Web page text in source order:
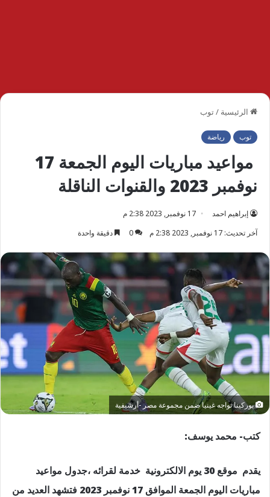
الرئيسية /توب
توب رياضة
مواعيد مباريات اليوم الجمعة 17
نوفمبر 2023 والقنوات الناقلة
إبراهيم احمد
17 نوفمبر, 2023 2:38 م
آخر تحديث: 17 نوفمبر, 2023 2:38 م
0 دقيقة واحدة
بوركينا تواجه غينيا ضمن مجموعة مصر -أرشيفية
كتب- محمد يوسف:
يقدم موقع 30 يوم الالكترونية خدمة لقرائه ،جدول مواعيد
مباريات اليوم الجمعة الموافق 17 نوفمبر 2023 فتشهد العديد من